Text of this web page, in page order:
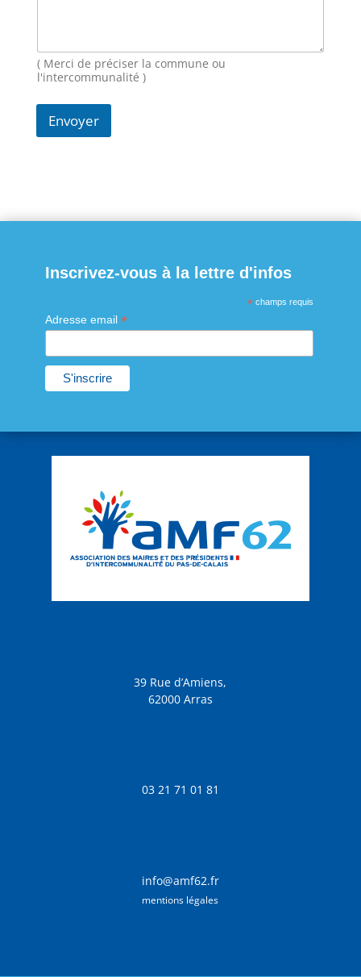
e
E
m
i
( Merci de préciser la commune ou
l'intercommunalité )
Envoyer
Inscrivez-vous à la lettre d'infos
* champs requis
Adresse email *
39 Rue d’Amiens,
62000 Arras
03 21 71 01 81
info@amf62.fr
mentions légales